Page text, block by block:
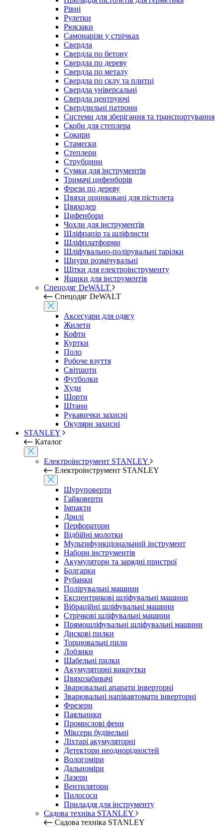
Рівні
Рулетки
Рюкзаки
Самонарізи у стрічках
Свердла
Свердла по бетону
Свердла по дереву
Свердла по металу
Свердла по склу та плитці
Свердла універсальні
Свердла центруючі
Свердлильні патрони
Системи для зберігання та транспортування
Скоби для степлера
Сокири
Стамески
Степлери
Струбцини
Сумки для інструментів
Тримачі цифенборів
Фрези по дереву
Цвяхи оцинковані для пістолета
Цвяходер
Цифенбори
Чохли для інструментів
Шліфпапір та шліфлисти
Шліфплатформи
Шліфувально-полірувальні тарілки
Шнури розмічувальні
Щітки для електроінструменту
Ящики для інструментів
Спецодяг DeWALT
Спецодяг DeWALT
Аксесуари для одягу
Жилети
Кофти
Куртки
Поло
Робоче взуття
Світшоти
Футболки
Худи
Шорти
Штани
Рукавички захисні
Окуляри захисні
STANLEY
Каталог
Електроінструмент STANLEY
Електроінструмент STANLEY
Шуруповерти
Гайковерти
Імпакти
Дрилі
Перфоратори
Відбійні молотки
Мультифункціональний інструмент
Набори інструментів
Акумулятори та зарядні пристрої
Болгарки
Рубанки
Полірувальні машини
Ексцентрикові шліфувальні машини
Вібраційні шліфувальні машини
Стрічкові шліфувальні машини
Прямошліфувальні шліфувальні машини
Дискові пилки
Торцювальні пили
Лобзики
Шабельні пилки
Акумуляторні викрутки
Цвяхозабивачі
Зварювальні апарати інверторні
Зварювальні напівавтомати інверторні
Фрезери
Паяльники
Промислові фени
Міксери будівельні
Ліхтарі акумуляторні
Детектори неоднорідностей
Вологоміри
Дальноміри
Лазери
Вентилятори
Пилососи
Приладдя для інструменту
Садова техніка STANLEY
Садова техніка STANLEY